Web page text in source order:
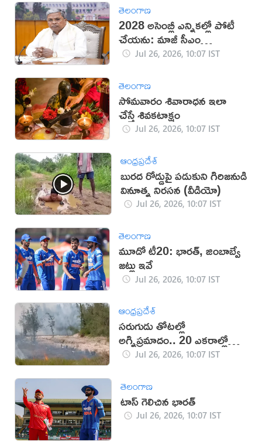
తెలంగాణ
2028 అసెంబ్లీ ఎన్నికల్లో పోటీ
చేయను: మాజీ సీఎం
సిద్ధరామయ్య
Jul 26, 2026, 10:07 IST
తెలంగాణ
సోమవారం శివారాధన ఇలా
చేస్తే శివకటాక్షం
Jul 26, 2026, 10:07 IST
ఆంధ్రప్రదేశ్
బురద రోడ్డుపై పడుకుని గిరిజనుడి
వినూత్న నిరసన (వీడియో)
Jul 26, 2026, 10:07 IST
తెలంగాణ
మూడో టీ20: భారత్, జింబాబ్వే
జట్లు ఇవే
Jul 26, 2026, 10:07 IST
ఆంధ్రప్రదేశ్
సరుగుడు తోటల్లో
అగ్నిప్రమాదం.. 20 ఎకరాల్లో
మంటలు
Jul 26, 2026, 10:07 IST
తెలంగాణ
టాస్ గెలిచిన భారత్
Jul 26, 2026, 10:07 IST